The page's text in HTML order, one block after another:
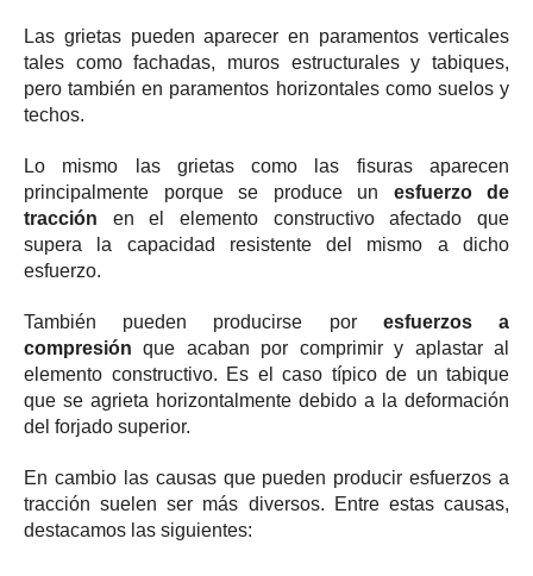
Las grietas pueden aparecer en paramentos verticales
tales como fachadas, muros estructurales y tabiques,
pero también en paramentos horizontales como suelos y
techos.
Lo mismo las grietas como las fisuras aparecen
principalmente porque se produce un esfuerzo de
tracción en el elemento constructivo afectado que
supera la capacidad resistente del mismo a dicho
esfuerzo.
También pueden producirse por esfuerzos a
compresión que acaban por comprimir y aplastar al
elemento constructivo. Es el caso típico de un tabique
que se agrieta horizontalmente debido a la deformación
del forjado superior.
En cambio las causas que pueden producir esfuerzos a
tracción suelen ser más diversos. Entre estas causas,
destacamos las siguientes: